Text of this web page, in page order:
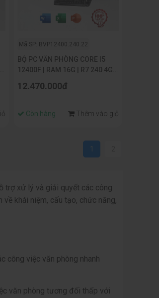
Mã SP: BVP12400.240.22
BỘ PC VĂN PHÒNG CORE I5
12400F | RAM 16G | R7 240 4G |
22INCH
12.470.000đ
Còn hàng Thêm vào giỏ
1
trợ xử lý và giải quyết các công
về khái niệm, cấu tạo, chức năng,
công việc văn phòng nhanh
văn phòng tương đối thấp với